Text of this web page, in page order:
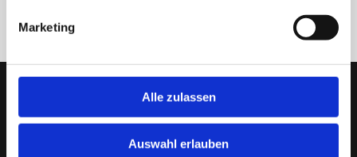
Marketing
Alle zulassen
Auswahl erlauben